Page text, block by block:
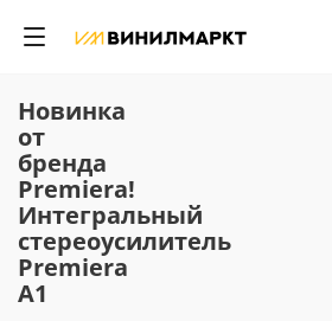
Новинка
от
бренда
Premiera!
Интегральный
стереоусилитель
Premiera
A1